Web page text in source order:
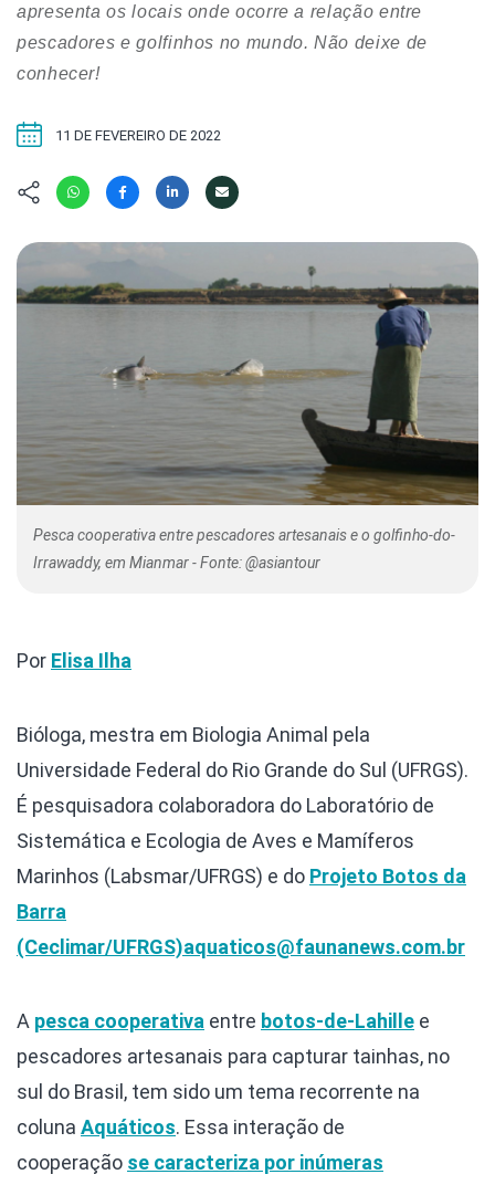
Kit
Na Linha
Segunda
Túnel do
Universo
apresenta os locais onde ocorre a relação entre
pescadores e golfinhos no mundo. Não deixe de
conhecer!
11 DE FEVEREIRO DE 2022
Pesca cooperativa entre pescadores artesanais e o golfinho-do-
Irrawaddy, em Mianmar - Fonte: @asiantour
Por Elisa Ilha
Bióloga, mestra em Biologia Animal pela
Universidade Federal do Rio Grande do Sul (UFRGS).
É pesquisadora colaboradora do Laboratório de
Sistemática e Ecologia de Aves e Mamíferos
Marinhos (Labsmar/UFRGS) e do Projeto Botos da
Barra
(Ceclimar/UFRGS)aquaticos@faunanews.com.br
A pesca cooperativa entre botos-de-Lahille e
pescadores artesanais para capturar tainhas, no
sul do Brasil, tem sido um tema recorrente na
coluna Aquáticos. Essa interação de
cooperação se caracteriza por inúmeras